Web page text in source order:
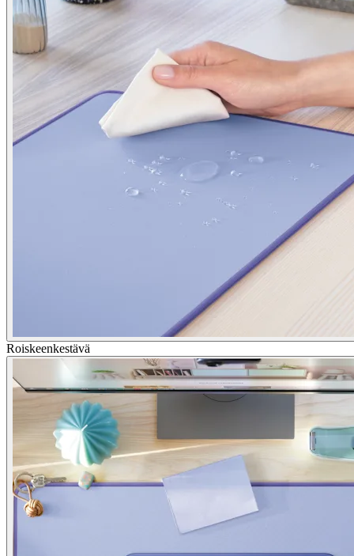
Roiskeenkestävä